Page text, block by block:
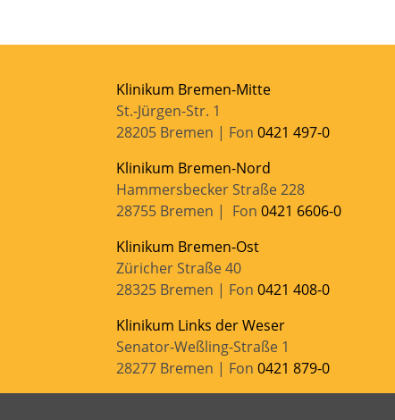
Klinikum Bremen-Mitte
St.-Jürgen-Str. 1
28205 Bremen | Fon0421 497-0
Klinikum Bremen-Nord
Hammersbecker Straße 228
28755 Bremen | Fon0421 6606-0
Klinikum Bremen-Ost
Züricher Straße 40
28325 Bremen | Fon0421 408-0
Klinikum Links der Weser
Senator-Weßling-Straße 1
28277 Bremen | Fon0421 879-0